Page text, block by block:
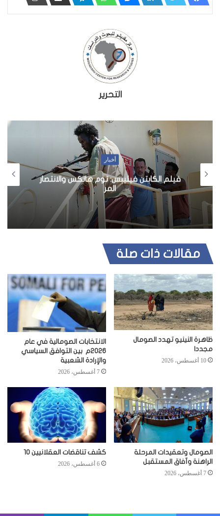
التحرير
أخبار
فيلم الكابتن فيليبس: توم هانكس والانتصار
المر
مقالات ذات صلة
ظاهرة النينيو تهدد الصومال
مجددا
10 أغسطس، 2026
الانتخابات الصومالية في عام
2026م بين التوافق السياسي
والإرادة الشعبية
7 أغسطس، 2026
الصومال وتعقيدات المرحلة
الراهنة وآفاق المستقبل
7 أغسطس، 2026
كشف تناقضات العقلانيين 10
6 أغسطس، 2026